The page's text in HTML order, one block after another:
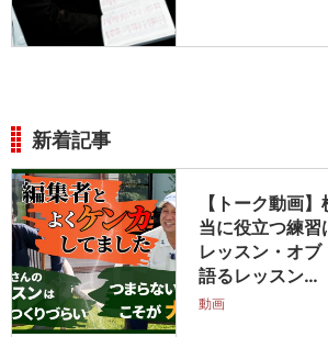
新着記事
【トーク動画
当に役立つ練習
レッスン・オ
語るレッスン…
動画